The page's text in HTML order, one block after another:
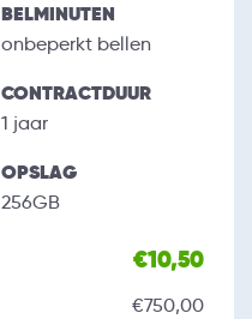
BELMINUTEN
onbeperkt bellen
CONTRACTDUUR
1 jaar
OPSLAG
256GB
€10,50
€750,00